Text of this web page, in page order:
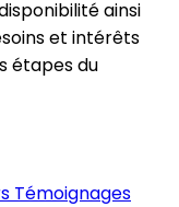
ainsi
et intérêts
étapes du
Témoignages